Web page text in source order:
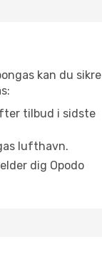
kan du sikre
tilbud i sidste
lufthavn.
dig Opodo